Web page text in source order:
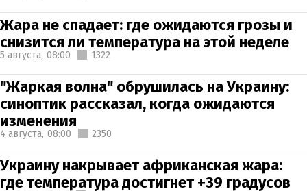
Жара не спадает: где ожидаются грозы и
снизится ли температура на этой неделе
5 августа, 08:00 1322
"Жаркая волна" обрушилась на Украину:
синоптик рассказал, когда ожидаются
изменения
4 августа, 08:00 2350
Украину накрывает африканская жара:
где температура достигнет +39 градусов